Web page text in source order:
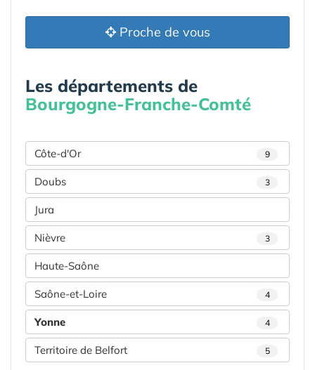
Proche de vous
Les départements de
Bourgogne-Franche-Comté
Côte-d'Or 9
Doubs 3
Jura
Nièvre 3
Haute-Saône
Saône-et-Loire 4
Yonne 4
Territoire de Belfort 5